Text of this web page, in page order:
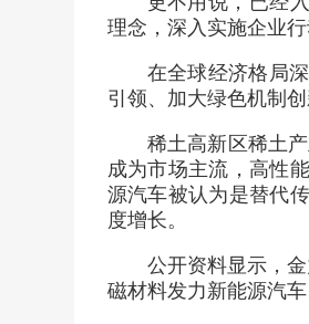
理念，深入实施企业
在全球经济格局
引领、加大绿色机制
稀土高新区稀土
成为市场主流，高性
源汽车被认为是替代
度增长。
公开资料显示，
磁材料发力新能源汽